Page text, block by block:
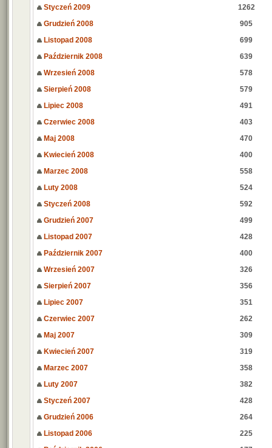
Styczeń 2009
1262
Grudzień 2008
905
Listopad 2008
699
Październik 2008
639
Wrzesień 2008
578
Sierpień 2008
579
Lipiec 2008
491
Czerwiec 2008
403
Maj 2008
470
Kwiecień 2008
400
Marzec 2008
558
Luty 2008
524
Styczeń 2008
592
Grudzień 2007
499
Listopad 2007
428
Październik 2007
400
Wrzesień 2007
326
Sierpień 2007
356
Lipiec 2007
351
Czerwiec 2007
262
Maj 2007
309
Kwiecień 2007
319
Marzec 2007
358
Luty 2007
382
Styczeń 2007
428
Grudzień 2006
264
Listopad 2006
225